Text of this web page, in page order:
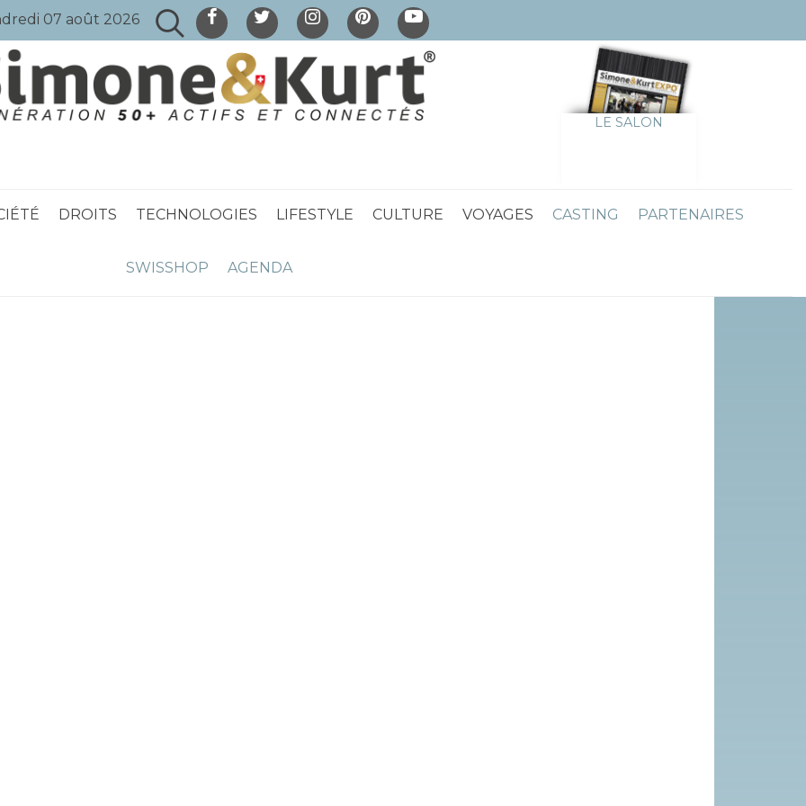
07 août 2026
LE SALON
DROITS TECHNOLOGIES LIFESTYLE CULTURE VOYAGES CASTING PARTENAIRES
SWISSHOP AGENDA